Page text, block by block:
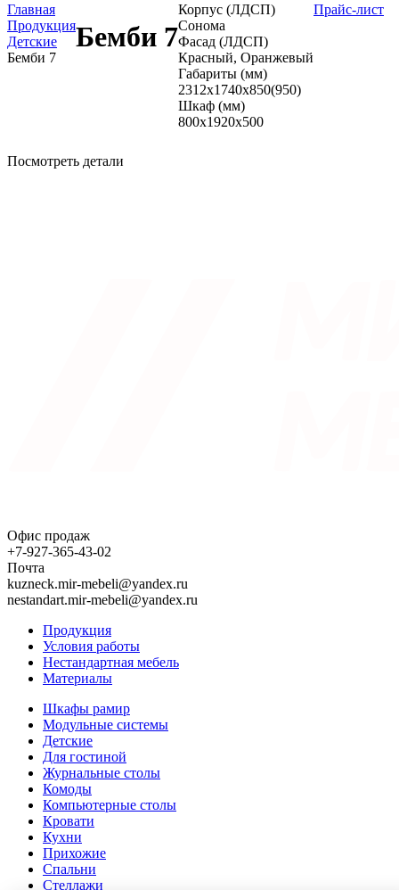
Главная
Продукция
Детские
Бемби 7
Бемби 7
Корпус (ЛДСП)
Сонома
Фасад (ЛДСП)
Красный, Оранжевый
Габариты (мм)
2312x1740x850(950)
Шкаф (мм)
800x1920x500
Прайс-лист
Посмотреть детали
Офис продаж
+7-927-365-43-02
Почта
kuzneck.mir-mebeli@yandex.ru
nestandart.mir-mebeli@yandex.ru
Продукция
Условия работы
Нестандартная мебель
Материалы
Шкафы рамир
Модульные системы
Детские
Для гостиной
Журнальные столы
Комоды
Компьютерные столы
Кровати
Кухни
Прихожие
Спальни
Стеллажи